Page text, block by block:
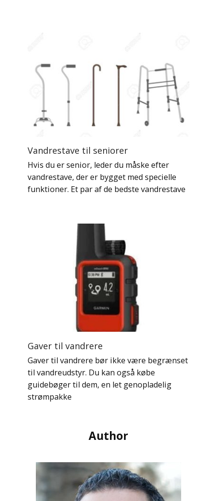
Vandrestave til seniorer
Hvis du er senior, leder du måske efter
vandrestave, der er bygget med specielle
funktioner. Et par af de bedste vandrestave
Gaver til vandrere
Gaver til vandrere bør ikke være begrænset
til vandreudstyr. Du kan også købe
guidebøger til dem, en let genopladelig
strømpakke
Author